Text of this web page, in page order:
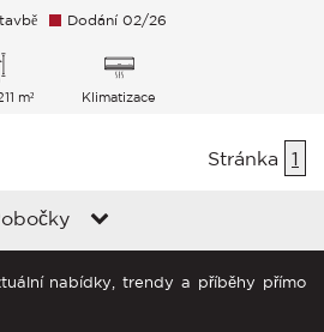
Dodání 02/26
m² Klimatizace
Stránka 1
nabídky, trendy a příběhy přímo